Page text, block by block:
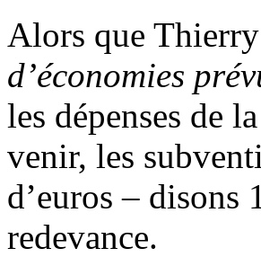
Alors que
d’économies
les dépenses de
venir, les
d’euros –
redevance.